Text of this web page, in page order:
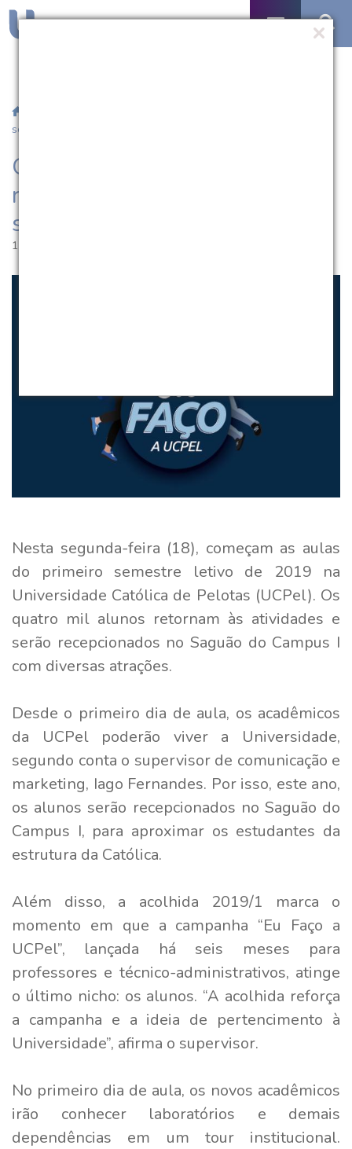
segunda-feira (18) na UCPel
Quatro mil acadêmicos
retornam às aulas nesta
segunda-feira (18) na UCPel
15.02.2019 | 14:17
Nesta segunda-feira (18), começam as aulas
do primeiro semestre letivo de 2019 na
Universidade Católica de Pelotas (UCPel). Os
quatro mil alunos retornam às atividades e
serão recepcionados no Saguão do Campus I
com diversas atrações.
Desde o primeiro dia de aula, os acadêmicos
da UCPel poderão viver a Universidade,
segundo conta o supervisor de comunicação e
marketing, Iago Fernandes. Por isso, este ano,
os alunos serão recepcionados no Saguão do
Campus I, para aproximar os estudantes da
estrutura da Católica.
Além disso, a acolhida 2019/1 marca o
momento em que a campanha “Eu Faço a
UCPel”, lançada há seis meses para
professores e técnico-administrativos, atinge
o último nicho: os alunos. “A acolhida reforça
a campanha e a ideia de pertencimento à
Universidade”, afirma o supervisor.
No primeiro dia de aula, os novos acadêmicos
irão conhecer laboratórios e demais
dependências em um tour institucional.